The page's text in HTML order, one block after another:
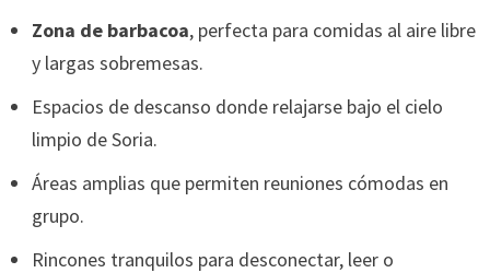
Zona de barbacoa, perfecta para comidas al aire libre
y largas sobremesas.
Espacios de descanso donde relajarse bajo el cielo
limpio de Soria.
Áreas amplias que permiten reuniones cómodas en
grupo.
Rincones tranquilos para desconectar, leer o